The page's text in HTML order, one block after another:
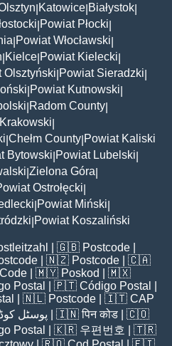
Katowice Białystok
Powiat Płocki
Powiat Włocławski
Kielce Powiat Kielecki
Olsztyński Powiat Sieradzki
Powiat Kutnowski
Radom County
Chełm County Powiat Kaliski
Bytowski Powiat Lubelski
Zielona Góra
Ostrołęcki
Powiat Miński
Powiat Koszaliński
| 🇬🇧 Postcode
| 🇳🇿 Postcode | 🇨🇦
| 🇲🇾 Poskod
| 🇲🇽
Postal | 🇵🇹 Código Postal
| 🇳🇱 Postcode | 🇮🇹 CAP
پوسٹل کوڈ | 🇮🇳पिन कोड | 🇨🇴
Postal | 🇰🇷 우편번호
| 🇹🇷